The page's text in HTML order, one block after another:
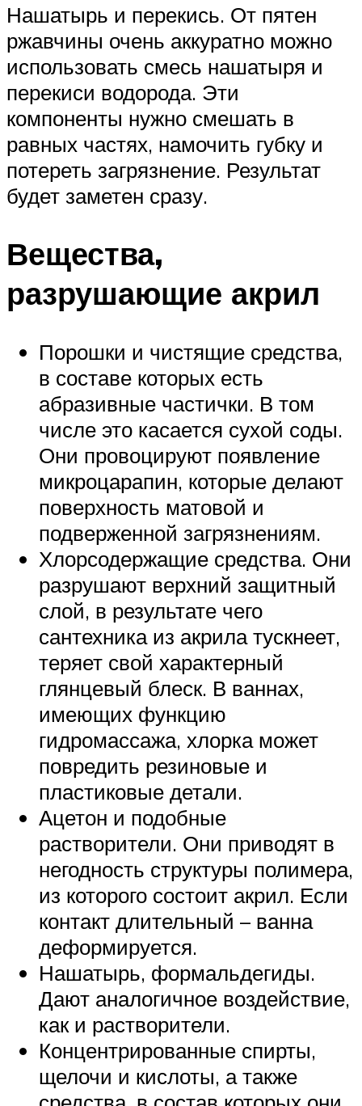
Нашатырь и перекись. От пятен
ржавчины очень аккуратно можно
использовать смесь нашатыря и
перекиси водорода. Эти
компоненты нужно смешать в
равных частях, намочить губку и
потереть загрязнение. Результат
будет заметен сразу.
Вещества,
разрушающие акрил
Порошки и чистящие средства,
в составе которых есть
абразивные частички. В том
числе это касается сухой соды.
Они провоцируют появление
микроцарапин, которые делают
поверхность матовой и
подверженной загрязнениям.
Хлорсодержащие средства. Они
разрушают верхний защитный
слой, в результате чего
сантехника из акрила тускнеет,
теряет свой характерный
глянцевый блеск. В ваннах,
имеющих функцию
гидромассажа, хлорка может
повредить резиновые и
пластиковые детали.
Ацетон и подобные
растворители. Они приводят в
негодность структуры полимера,
из которого состоит акрил. Если
контакт длительный – ванна
деформируется.
Нашатырь, формальдегиды.
Дают аналогичное воздействие,
как и растворители.
Концентрированные спирты,
щелочи и кислоты, а также